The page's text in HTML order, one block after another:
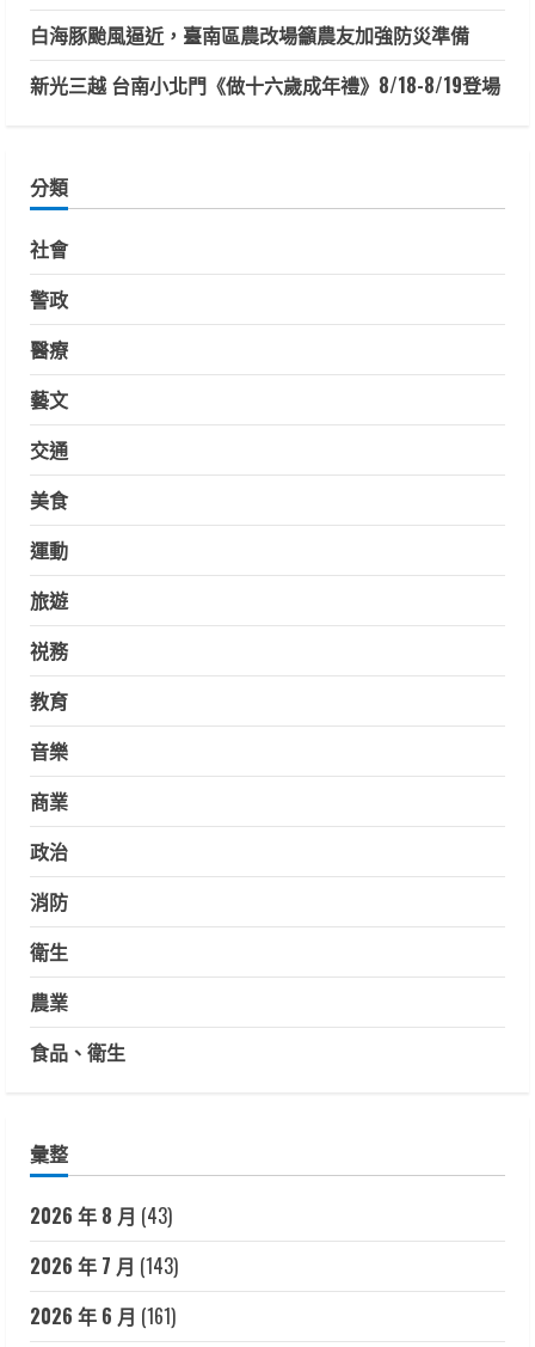
白海豚颱風逼近，臺南區農改場籲農友加強防災準備
新光三越 台南小北門《做十六歲成年禮》8/18-8/19登場
分類
社會
警政
醫療
藝文
交通
美食
運動
旅遊
祱務
教育
音樂
商業
政治
消防
衛生
農業
食品、衛生
彙整
2026 年 8 月 (43)
2026 年 7 月 (143)
2026 年 6 月 (161)